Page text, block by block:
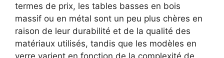
termes de prix, les tables basses en bois
massif ou en métal sont un peu plus chères en
raison de leur durabilité et de la qualité des
matériaux utilisés, tandis que les modèles en
verre varient en fonction de la complexité de